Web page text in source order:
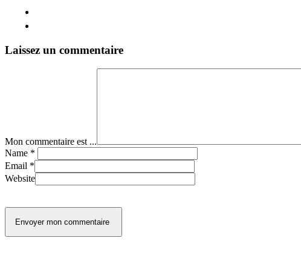
Laissez un commentaire
Mon commentaire est ...
Name *
Email *
Website